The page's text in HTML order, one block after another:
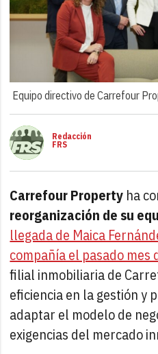
Equipo directivo de Carrefour
Redacción
FRS
Carrefour Property ha
reorganización de su
llegada de Maica
compañía el pasado mes
filial inmobiliaria de
eficiencia en la gestión y
adaptar el modelo de
exigencias del mercado